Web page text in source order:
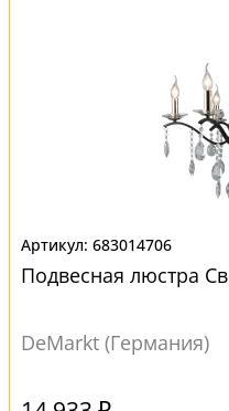
683014706
Подвесная люстра
DeMarkt (Германия)